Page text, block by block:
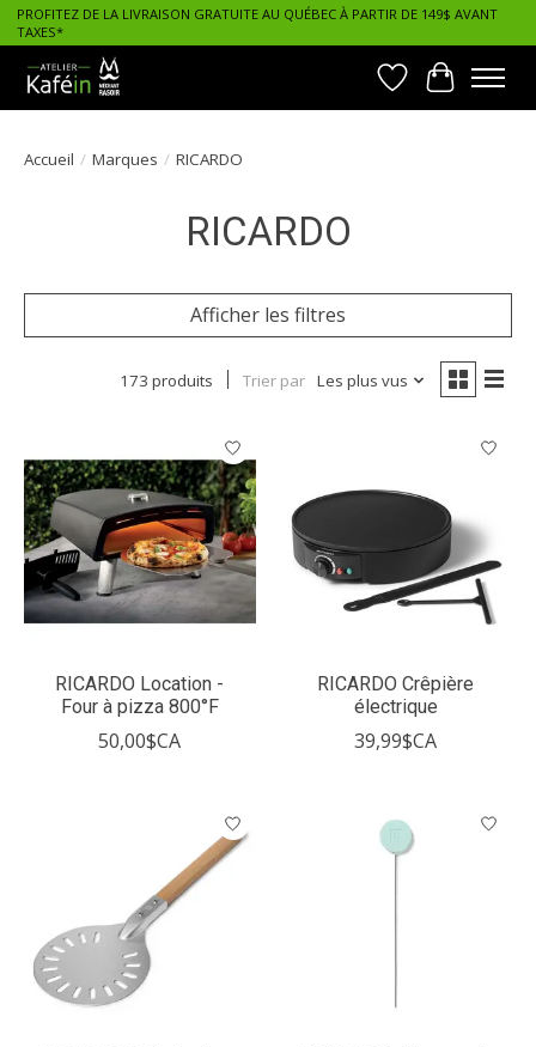
PROFITEZ DE LA LIVRAISON GRATUITE AU QUÉBEC À PARTIR DE 149$ AVANT
TAXES*
Liste dePanier
Accueil / Marques / RICARDO
RICARDO
Afficher les filtres
173 produits Trier par Les plus vus
RICARDO Location -
Four à pizza 800°F
50,00$CA
RICARDO Crêpière
électrique
39,99$CA